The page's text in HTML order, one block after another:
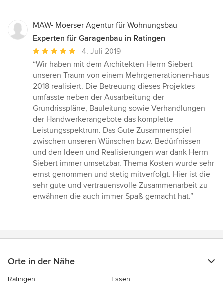
MAW- Moerser Agentur für Wohnungsbau
Experten für Garagenbau in Ratingen
Durchschnittliche
Bewertung:
5
von
5
Sternen
4. Juli 2019
“Wir haben mit dem Architekten Herrn Siebert
unseren Traum von einem Mehrgenerationen-haus
2018 realisiert. Die Betreuung dieses Projektes
umfasste neben der Ausarbeitung der
Grundrisspläne, Bauleitung sowie Verhandlungen
der Handwerkerangebote das komplette
Leistungsspektrum. Das Gute Zusammenspiel
zwischen unseren Wünschen bzw. Bedürfnissen
und den Ideen und Realisierungen war dank Herrn
Siebert immer umsetzbar. Thema Kosten wurde sehr
ernst genommen und stetig mitverfolgt. Hier ist die
sehr gute und vertrauensvolle Zusammenarbeit zu
erwähnen die auch immer Spaß gemacht hat.”
Orte in der Nähe
Ratingen
Essen